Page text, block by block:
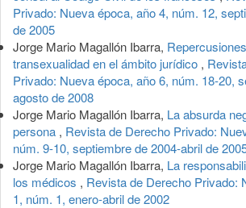
Privado: Nueva época, año 4, núm. 12,
de 2005
Jorge Mario Magallón Ibarra,
transexualidad en el ámbito jurídico ,
Privado: Nueva época, año 6, núm. 18-20,
agosto de 2008
Jorge Mario Magallón Ibarra, La absurda
persona , Revista de Derecho Privado:
núm. 9-10, septiembre de 2004-abril de
Jorge Mario Magallón Ibarra, La
los médicos , Revista de Derecho Privado:
1, núm. 1, enero-abril de 2002